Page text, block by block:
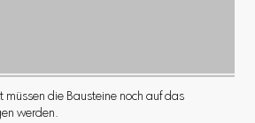
müssen die Bausteine noch auf das
werden.